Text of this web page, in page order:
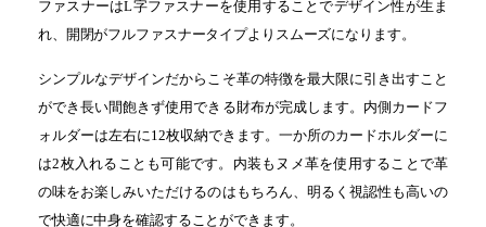
ファスナーはL字ファスナーを使用することでデザイン性が生ま
れ、開閉がフルファスナータイプよりスムーズになります。
シンプルなデザインだからこそ革の特徴を最大限に引き出すこと
ができ長い間飽きず使用できる財布が完成します。内側カードフ
ォルダーは左右に12枚収納できます。一か所のカードホルダーに
は2枚入れることも可能です。内装もヌメ革を使用することで革
の味をお楽しみいただけるのはもちろん、明るく視認性も高いの
で快適に中身を確認することができます。